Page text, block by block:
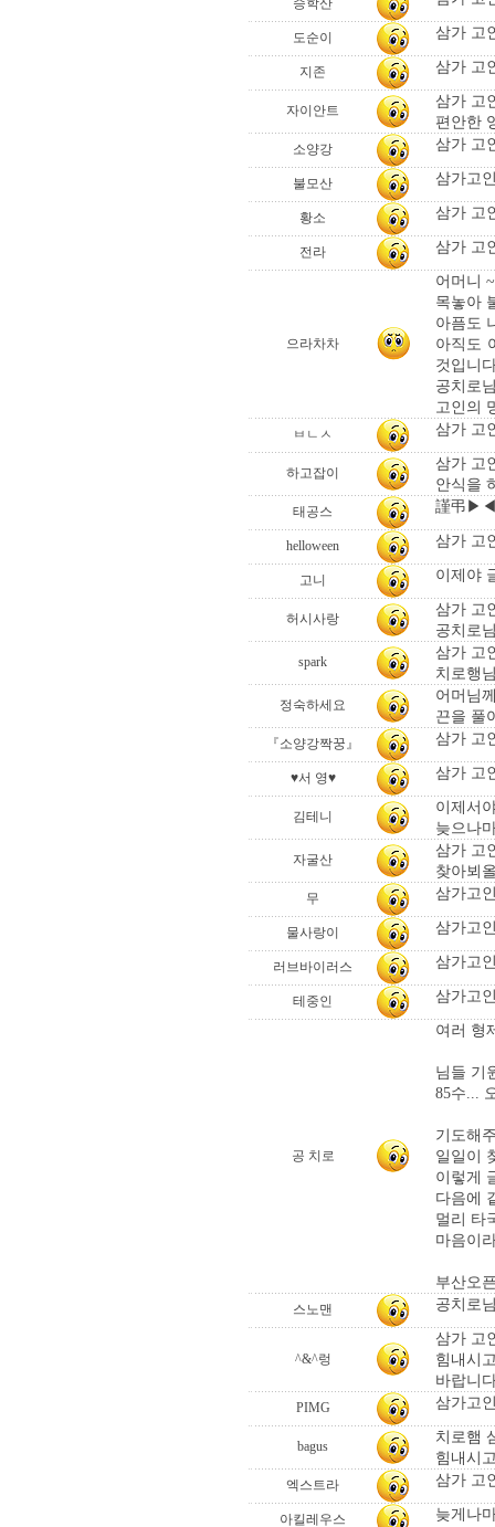
승학산
도순이 삼가 고
지존 삼가 고
자이안트
삼가 고
편안한
소양강 삼가 고
불모산 삼가고
황소 삼가 고
전라 삼가 고
으라차차
어머니
목놓아
아픔도
아직도
것입니
공치로
고인의
ㅂㄴㅅ 삼가 고
하고잡이
삼가 고
안식을
태공스 謹弔▶◀:
helloween 삼가 고
고니 이제야
허시사랑
삼가 고
공치로
spark
삼가 고
치로행
정숙하세요
어머님
끈을 풀
『소양강짝꿍』 삼가 고
♥서 영♥ 삼가 고
김테니
이제서
늦으나
자굴산
삼가 고
찾아뵈
무 삼가고
물사랑이 삼가고
러브바이러스 삼가고
테중인 삼가고
공 치로
여러 형
님들 기
85수...
기도해
일일이
이렇게
다음에
멀리 타
마음이
부산오
스노맨 공치로
^&^렁
삼가 고
힘내시
바랍니
PIMG 삼가고
bagus
치로햄
힘내시
엑스트라 삼가 고
아킬레우스 늦게나